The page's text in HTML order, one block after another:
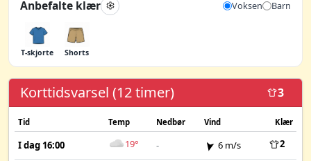
Anbefalte klær Voksen Barn
T-skjorte Shorts
Korttidsvarsel (12 timer) 3
Tid Temp Nedbør Vind Klær
I dag 16:00 19° - 6 m/s 2